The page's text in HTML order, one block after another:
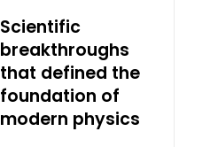
Scientific
breakthroughs
that defined the
foundation of
modern physics